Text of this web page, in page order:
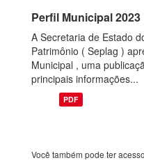
Perfil Municipal 2023
A Secretaria de Estado
Patrimônio ( Seplag )
Municipal , uma
principais informações...
PDF
Você também pode ter